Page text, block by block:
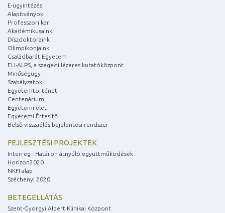
E-ügyintézés
Alapítványok
Professzori kar
Akadémikusaink
Díszdoktoraink
Olimpikonjaink
Családbarát Egyetem
ELI-ALPS, a szegedi lézeres kutatóközpont
Minőségügy
Szabályzatok
Egyetemtörténet
Centenárium
Egyetemi élet
Egyetemi Értesítő
Belső visszaélés-bejelentési rendszer
FEJLESZTÉSI PROJEKTEK
Interreg - Határon átnyúló együttműködések
Horizon2020
NKFI alap
Széchenyi 2020
BETEGELLÁTÁS
Szent-Györgyi Albert Klinikai Központ